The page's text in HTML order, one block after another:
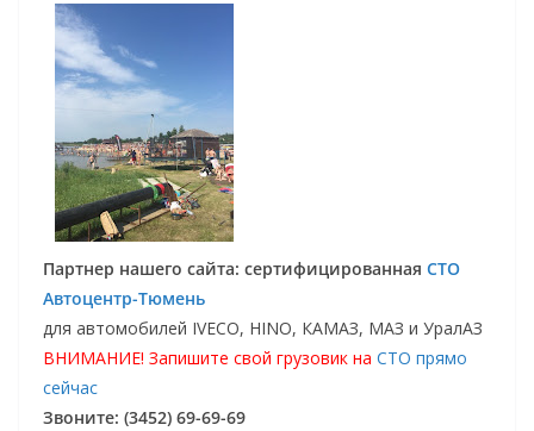
Партнер нашего сайта: сертифицированная СТО
Автоцентр-Тюмень
для автомобилей IVECO, HINO, КАМАЗ, МАЗ и УралАЗ
ВНИМАНИЕ! Запишите свой грузовик на СТО прямо
сейчас
Звоните: (3452) 69-69-69